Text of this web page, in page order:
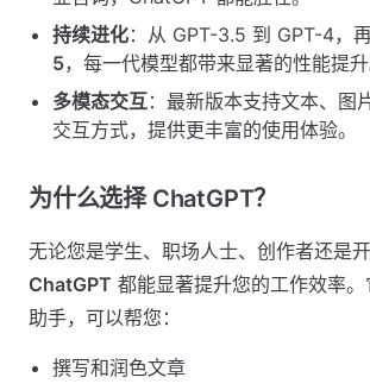
持续进化：从 GPT-3.5 到 GPT-4，
5，每一代模型都带来显著的性能提升
多模态交互：最新版本支持文本、图
交互方式，提供更丰富的使用体验。
为什么选择 ChatGPT？
无论您是学生、职场人士、创作者还是开
ChatGPT 都能显著提升您的工作效率
助手，可以帮您：
撰写和润色文章